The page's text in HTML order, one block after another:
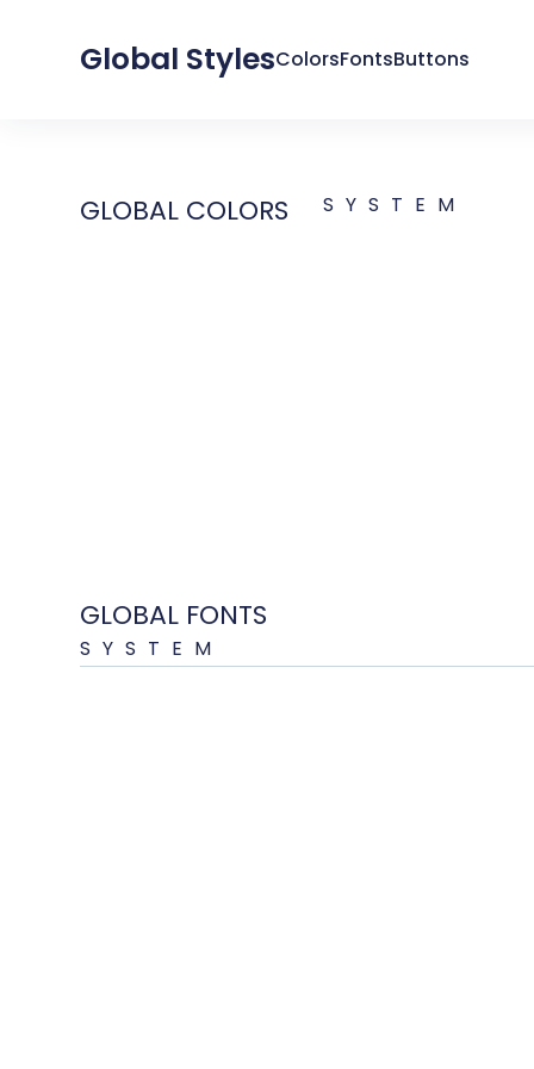
Global StylesColorsFontsButtons
GLOBAL COLORS SYSTEM
GLOBAL FONTS
SYSTEM